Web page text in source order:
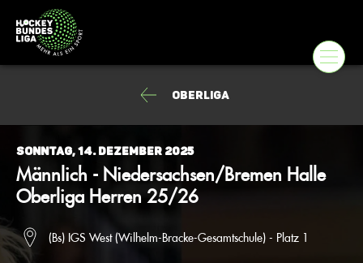
Oberliga
Sonntag, 14. Dezember 2025
Männlich - Niedersachsen/Bremen Halle
Oberliga Herren 25/26
(Bs) IGS West (Wilhelm-Bracke-Gesamtschule) - Platz 1